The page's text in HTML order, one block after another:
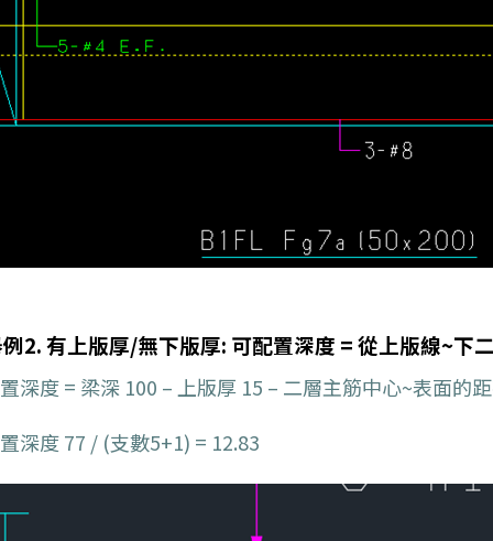
2. 有上版厚/無下版厚: 可配置深度 = 從上版線~下
深度 = 梁深 100 – 上版厚 15 – 二層主筋中心~表面的
深度 77 / (支數5+1) = 12.83